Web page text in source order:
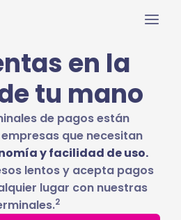
en la
tu mano
de pagos están
que necesitan
y facilidad de uso.
lentos y acepta pagos
lugar con nuestras
2